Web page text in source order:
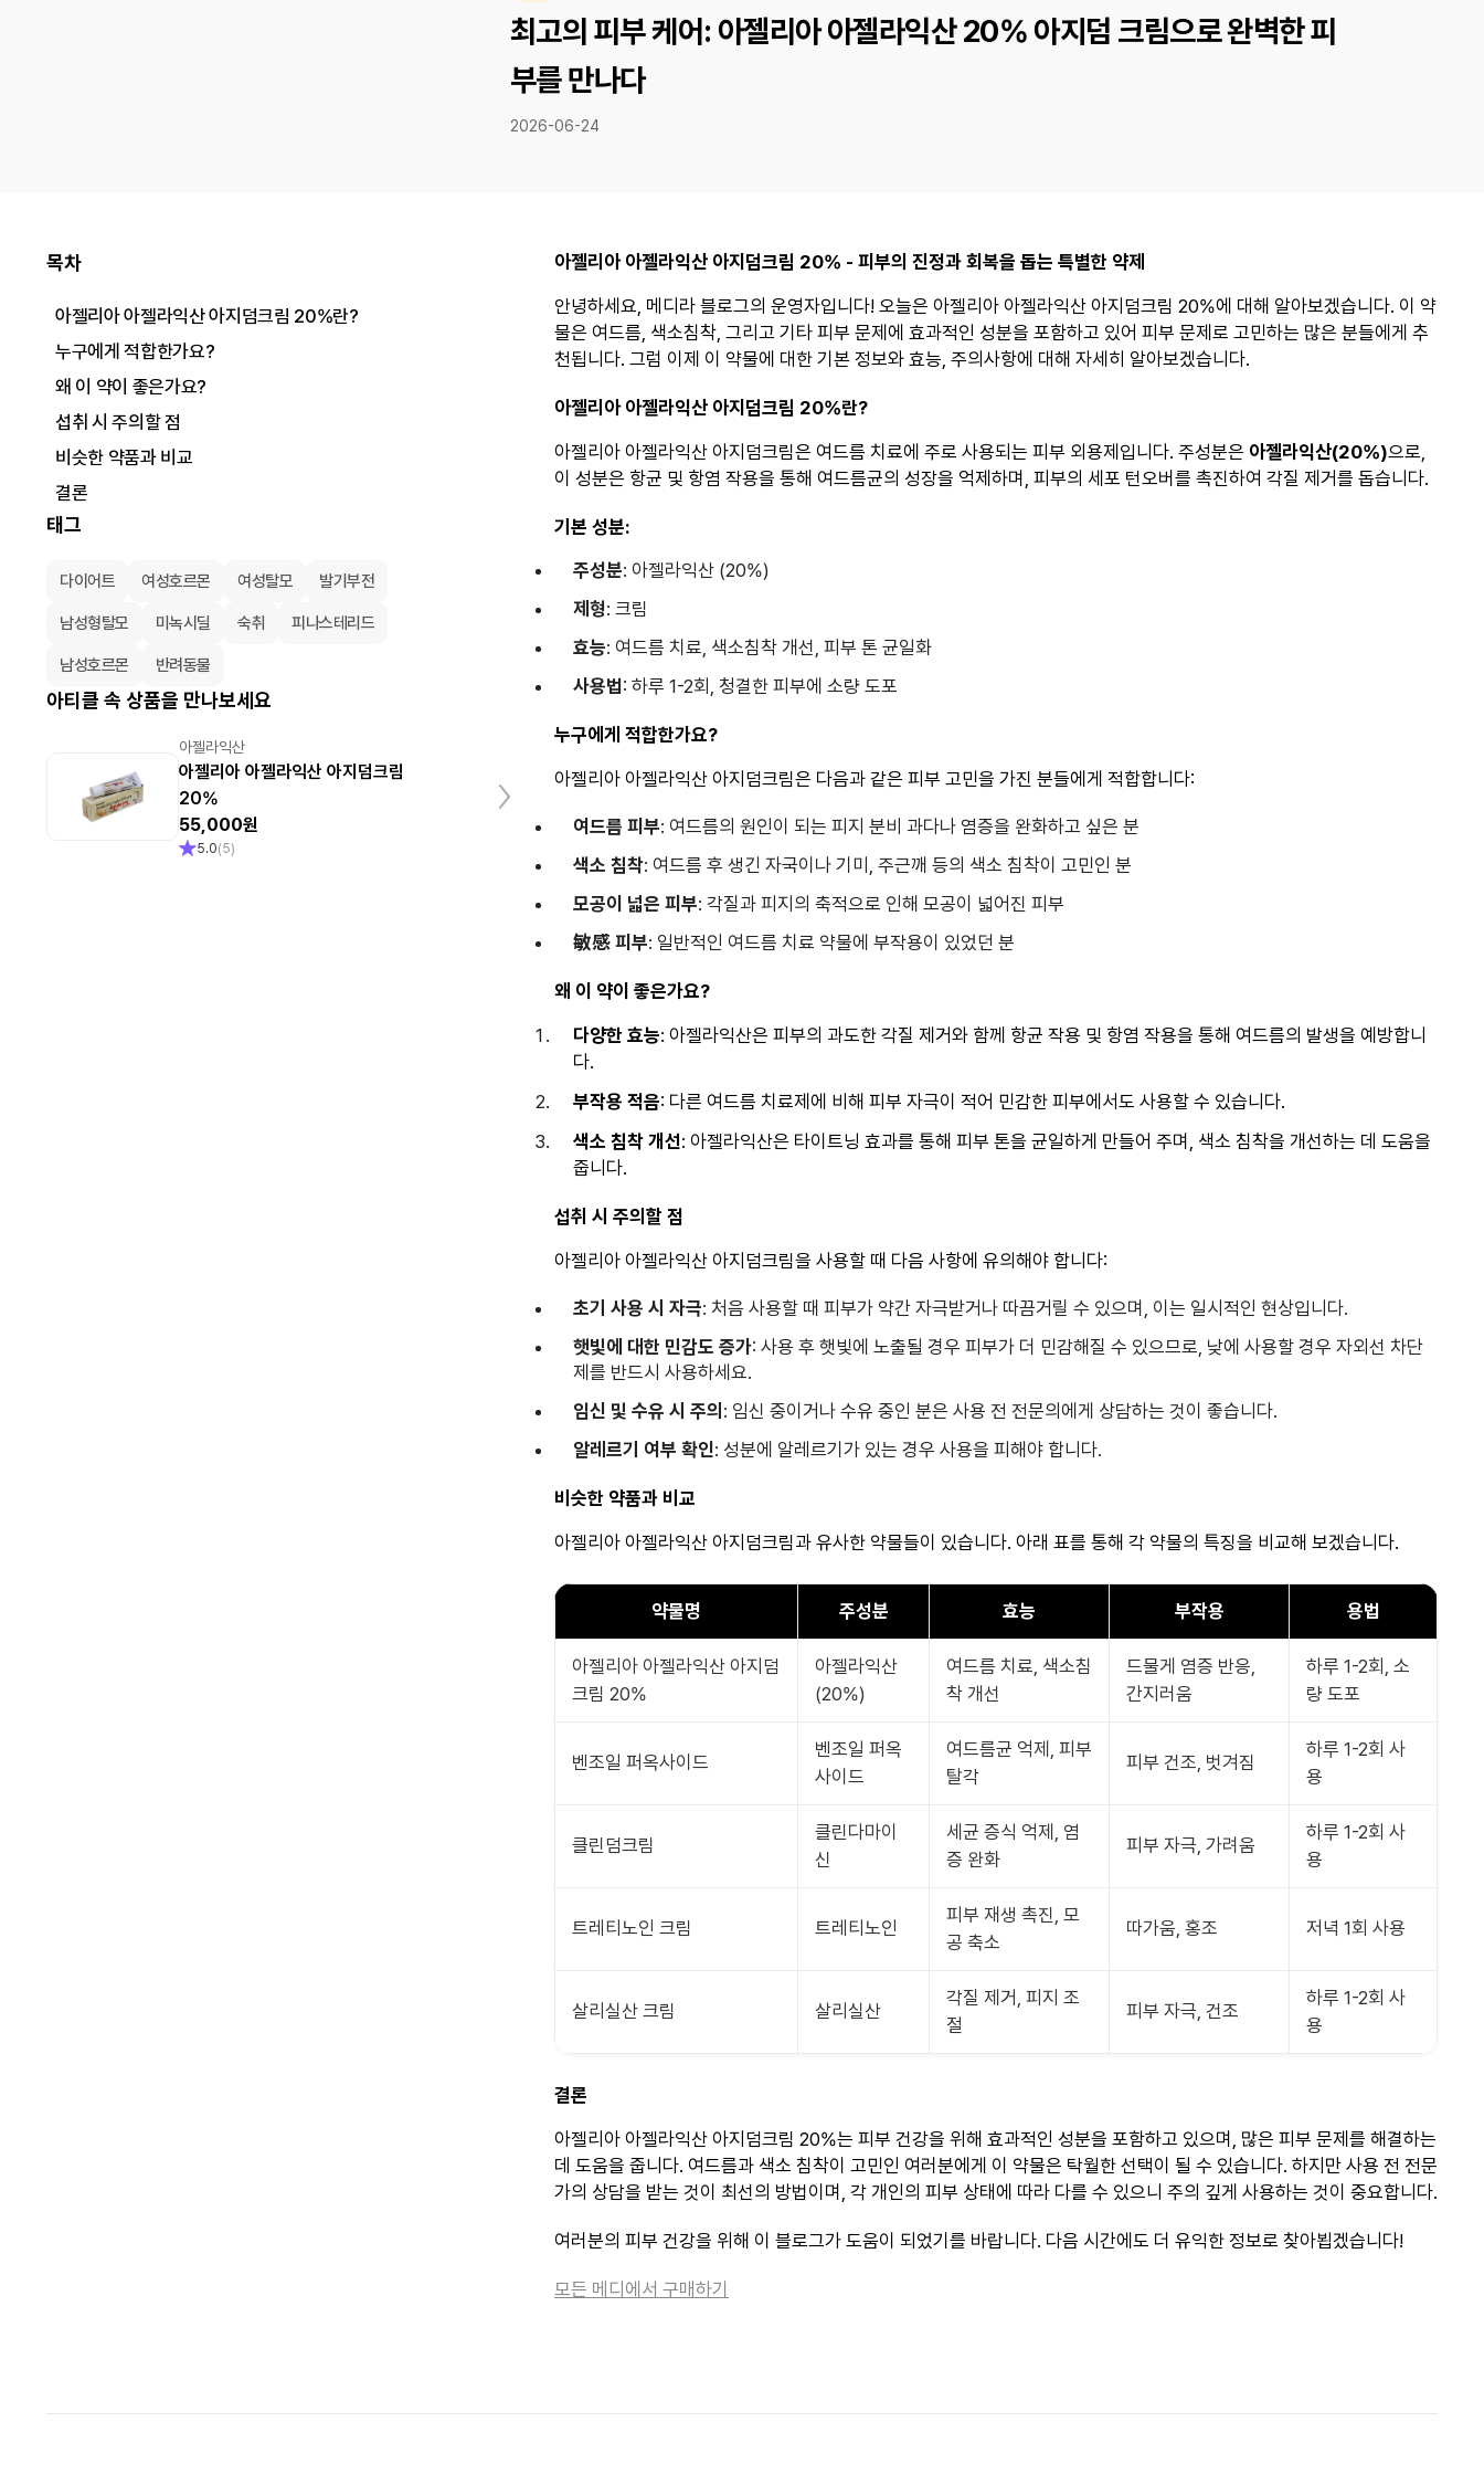
최고의 피부 케어: 아젤리아 아젤라익산 20% 아지덤 크림으로 완벽한 피
부를 만나다
2026-06-24
목차
아젤리아 아젤라익산 아지덤크림 20%란?
누구에게 적합한가요?
왜 이 약이 좋은가요?
섭취 시 주의할 점
비슷한 약품과 비교
결론
태그
다이어트 여성호르몬 여성탈모 발기부전
남성형탈모 미녹시딜 숙취 피나스테리드
남성호르몬 반려동물
아티클 속 상품을 만나보세요
아젤라익산
아젤리아 아젤라익산 아지덤크림
20%
55,000원
5.0(5)
아젤리아 아젤라익산 아지덤크림 20% - 피부의 진정과 회복을 돕는 특별한 약제
안녕하세요, 메디라 블로그의 운영자입니다! 오늘은 아젤리아 아젤라익산 아지덤크림 20%에 대해 알아보겠습니다. 이 약
물은 여드름, 색소침착, 그리고 기타 피부 문제에 효과적인 성분을 포함하고 있어 피부 문제로 고민하는 많은 분들에게 추
천됩니다. 그럼 이제 이 약물에 대한 기본 정보와 효능, 주의사항에 대해 자세히 알아보겠습니다.
아젤리아 아젤라익산 아지덤크림 20%란?
아젤리아 아젤라익산 아지덤크림은 여드름 치료에 주로 사용되는 피부 외용제입니다. 주성분은 아젤라익산(20%)으로,
이 성분은 항균 및 항염 작용을 통해 여드름균의 성장을 억제하며, 피부의 세포 턴오버를 촉진하여 각질 제거를 돕습니다.
기본 성분:
주성분: 아젤라익산 (20%)
제형: 크림
효능: 여드름 치료, 색소침착 개선, 피부 톤 균일화
사용법: 하루 1-2회, 청결한 피부에 소량 도포
누구에게 적합한가요?
아젤리아 아젤라익산 아지덤크림은 다음과 같은 피부 고민을 가진 분들에게 적합합니다:
여드름 피부: 여드름의 원인이 되는 피지 분비 과다나 염증을 완화하고 싶은 분
색소 침착: 여드름 후 생긴 자국이나 기미, 주근깨 등의 색소 침착이 고민인 분
모공이 넓은 피부: 각질과 피지의 축적으로 인해 모공이 넓어진 피부
敏感 피부: 일반적인 여드름 치료 약물에 부작용이 있었던 분
왜 이 약이 좋은가요?
다양한 효능: 아젤라익산은 피부의 과도한 각질 제거와 함께 항균 작용 및 항염 작용을 통해 여드름의 발생을 예방합니
다.
부작용 적음: 다른 여드름 치료제에 비해 피부 자극이 적어 민감한 피부에서도 사용할 수 있습니다.
색소 침착 개선: 아젤라익산은 타이트닝 효과를 통해 피부 톤을 균일하게 만들어 주며, 색소 침착을 개선하는 데 도움을
줍니다.
섭취 시 주의할 점
아젤리아 아젤라익산 아지덤크림을 사용할 때 다음 사항에 유의해야 합니다:
초기 사용 시 자극: 처음 사용할 때 피부가 약간 자극받거나 따끔거릴 수 있으며, 이는 일시적인 현상입니다.
햇빛에 대한 민감도 증가: 사용 후 햇빛에 노출될 경우 피부가 더 민감해질 수 있으므로, 낮에 사용할 경우 자외선 차단
제를 반드시 사용하세요.
임신 및 수유 시 주의 : 임신 중이거나 수유 중인 분은 사용 전 전문의에게 상담하는 것이 좋습니다.
알레르기 여부 확인: 성분에 알레르기가 있는 경우 사용을 피해야 합니다.
비슷한 약품과 비교
아젤리아 아젤라익산 아지덤크림과 유사한 약물들이 있습니다. 아래 표를 통해 각 약물의 특징을 비교해 보겠습니다.
약물명 주성분 효능 부작용 용법
아젤리아 아젤라익산 아지덤
크림 20%
아젤라익산
(20%)
여드름 치료, 색소침
착 개선
드물게 염증 반응,
간지러움
하루 1-2회, 소
량 도포
벤조일 퍼옥사이드
벤조일 퍼옥
사이드
여드름균 억제, 피부
탈각
피부 건조, 벗겨짐
하루 1-2회 사
용
클린덤크림
클린다마이
신
세균 증식 억제, 염
증 완화
피부 자극, 가려움
하루 1-2회 사
용
트레티노인 크림 트레티노인
피부 재생 촉진, 모
공 축소
따가움, 홍조 저녁 1회 사용
살리실산 크림 살리실산
각질 제거, 피지 조
절
피부 자극, 건조
하루 1-2회 사
용
결론
아젤리아 아젤라익산 아지덤크림 20%는 피부 건강을 위해 효과적인 성분을 포함하고 있으며, 많은 피부 문제를 해결하는
데 도움을 줍니다. 여드름과 색소 침착이 고민인 여러분에게 이 약물은 탁월한 선택이 될 수 있습니다. 하지만 사용 전 전문
가의 상담을 받는 것이 최선의 방법이며, 각 개인의 피부 상태에 따라 다를 수 있으니 주의 깊게 사용하는 것이 중요합니다.
여러분의 피부 건강을 위해 이 블로그가 도움이 되었기를 바랍니다. 다음 시간에도 더 유익한 정보로 찾아뵙겠습니다!
모든 메디에서 구매하기